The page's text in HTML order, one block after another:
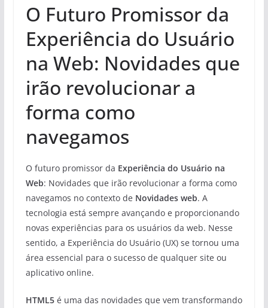
O Futuro Promissor da
Experiência do Usuário
na Web: Novidades que
irão revolucionar a
forma como
navegamos
O futuro promissor da Experiência do Usuário na
Web: Novidades que irão revolucionar a forma como
navegamos no contexto de Novidades web. A
tecnologia está sempre avançando e proporcionando
novas experiências para os usuários da web. Nesse
sentido, a Experiência do Usuário (UX) se tornou uma
área essencial para o sucesso de qualquer site ou
aplicativo online.
HTML5é uma das novidades que vem transformando